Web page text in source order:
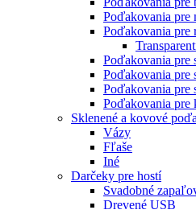
Poďakovania pre
Poďakovania pre
Poďakovania pre
Poďakovania pre
Poďakovania pre
Poďakovania pre
Sklenené a kovové
Vázy
Fľaše
Iné
Darčeky pre hostí
Svadobné
Drevené USB